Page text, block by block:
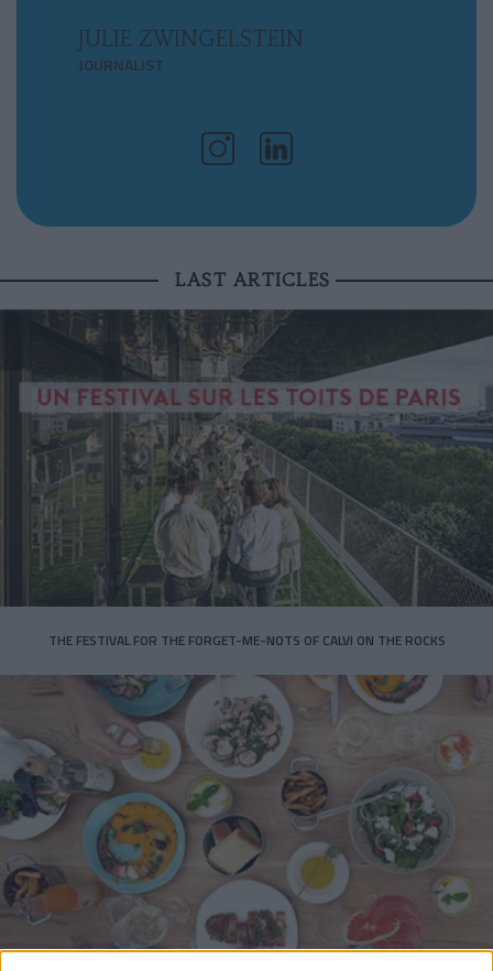
JULIE ZWINGELSTEIN
JOURNALIST
LAST ARTICLES
THE FESTIVAL FOR THE FORGET-ME-NOTS OF CALVI ON THE ROCKS